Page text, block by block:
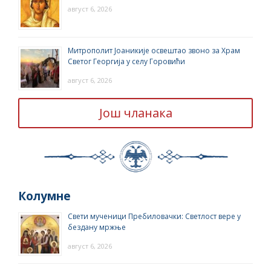
август 6, 2026
Митрополит Јоаникије освештао звоно за Храм
Светог Георгија у селу Горовићи
август 6, 2026
Још чланака
Колумне
Свети мученици Пребиловачки: Светлост вере у
бездану мржње
август 6, 2026